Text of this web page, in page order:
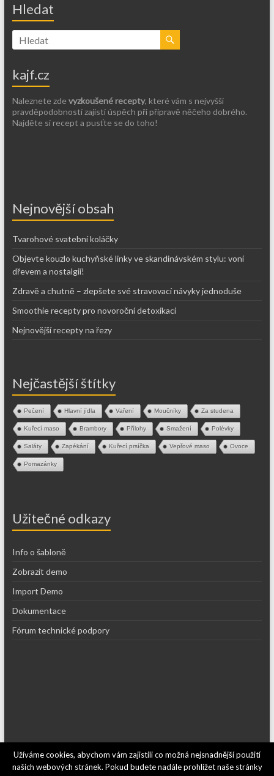
Hledat
kajf.cz
Naleznete zde vyzkoušené recepty, které vám s nejvyšší
pravděpodobností zajistí úspěch při přípravě něčeho dobrého.
Najděte si recept a pusťte se do toho!
Nejnovější obsah
Tvarohové svatební koláčky
Objevte kouzlo kuchyňské linky ve skandinávském stylu: voní
dřevem a nostalgií!
Zdravě a chutně – zlepšete své stravovací návyky jednoduše
Smoothie recepty pro novoroční detoxikaci
Nejnovější recepty na řezy
Nejčastější štítky
Pečení Hlavní jídla Vaření Moučníky Za studena
Kuřecí maso Brambory Přílohy Smažení Polévky
Saláty Zapékání Kuřecí prsíčka Vepřové maso Ovoce
Pomazánky
Užitečné odkazy
Info o šabloně
Zobrazit demo
Import Demo
Dokumentace
Fórum technické podpory
Copyright © 2026 Recepty kajf.cz . PoužívámeWordPress
(v češtině).
ThemeGrill
Užíváme cookies, abychom vám zajistili co možná nejsnadnější použití
našich webových stránek. Pokud budete nadále prohlížet naše stránky